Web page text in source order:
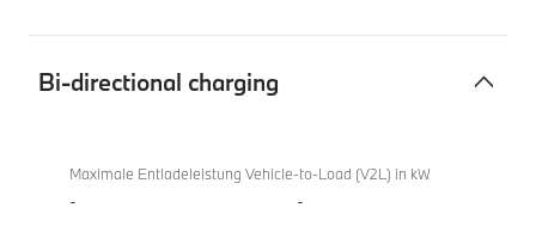
Bi-directional charging
directional
charging
eDrive40
Touring
Maximale Entladeleistung Vehicle-to-Load (V2L) in kW
- -